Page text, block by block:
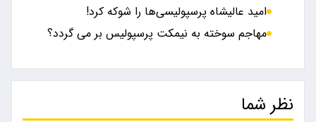
امید عالیشاه پرسپولیسی‌ها را شوکه کرد!
مهاجم سوخته به نیمکت پرسپولیس بر می گردد؟
نظر شما